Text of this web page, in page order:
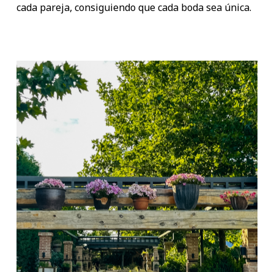
cada pareja, consiguiendo que cada boda sea única.